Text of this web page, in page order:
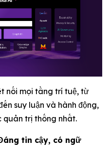
nối mọi tầng trí tuệ, từ
suy luận và hành động,
trị thống nhất.
tin cậy, có ngữ